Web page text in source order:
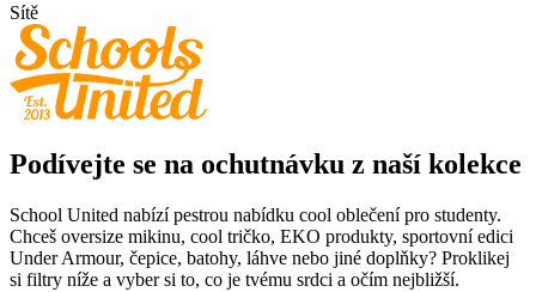
Sítě
Podívejte se na ochutnávku z naší kolekce
School United nabízí pestrou nabídku cool oblečení pro studenty.
Chceš oversize mikinu, cool tričko, EKO produkty, sportovní edici
Under Armour, čepice, batohy, láhve nebo jiné doplňky? Proklikej
si filtry níže a vyber si to, co je tvému srdci a očím nejbližší.